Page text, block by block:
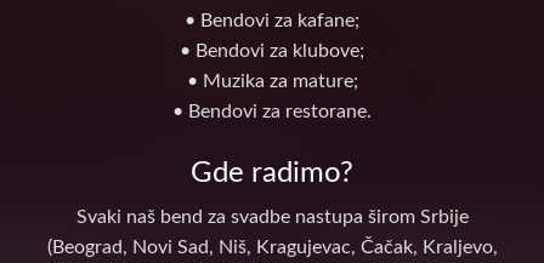
• Bendovi za kafane;
• Bendovi za klubove;
• Muzika za mature;
• Bendovi za restorane.
Gde radimo?
Svaki naš bend za svadbe nastupa širom Srbije
(Beograd, Novi Sad, Niš, Kragujevac, Čačak, Kraljevo,